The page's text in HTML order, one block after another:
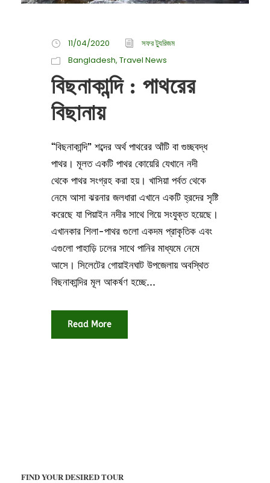
11/04/2020
সফর ট্যুরিজম
Bangladesh, Travel News
বিছনাকান্দি : পাথরের
বিছানায়
“বিছনাকান্দি” শব্দের অর্থ পাথরের আঁটি বা গুচ্ছবদ্ধ
পাথর। মূলত একটি পাথর কোয়েরি যেখানে নদী
থেকে পাথর সংগ্রহ করা হয়। খাসিয়া পর্বত থেকে
নেমে আসা ঝরনার জলধারা এখানে একটি হ্রদের সৃষ্টি
করেছে যা পিয়াইন নদীর সাথে গিয়ে সংযুক্ত হয়েছে।
এখানকার শিলা-পাথর গুলো একদম প্রাকৃতিক এবং
এগুলো পাহাড়ি ঢলের সাথে পানির মাধ্যমে নেমে
আসে। সিলেটের গোয়াইনঘাট উপজেলায় অবস্থিত
বিছনাকান্দির মূল আকর্ষণ হচ্ছে...
Read More
FIND YOUR DESIRED TOUR